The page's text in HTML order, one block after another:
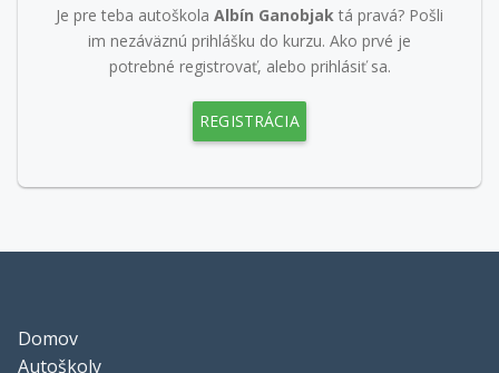
Je pre teba autoškola Albín Ganobjak tá pravá? Pošli
im nezáväznú prihlášku do kurzu. Ako prvé je
potrebné registrovať, alebo prihlásiť sa.
REGISTRÁCIA
Domov
Autoškoly